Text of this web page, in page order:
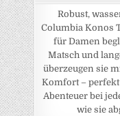
Robust,
Columbia Konos
für Damen
Matsch und
überzeugen sie
Komfort –
Abenteuer bei
wie sie